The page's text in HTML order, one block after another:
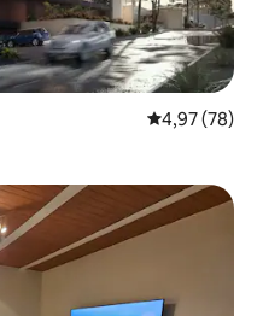
4,97 av 5 i
4,97 (78)